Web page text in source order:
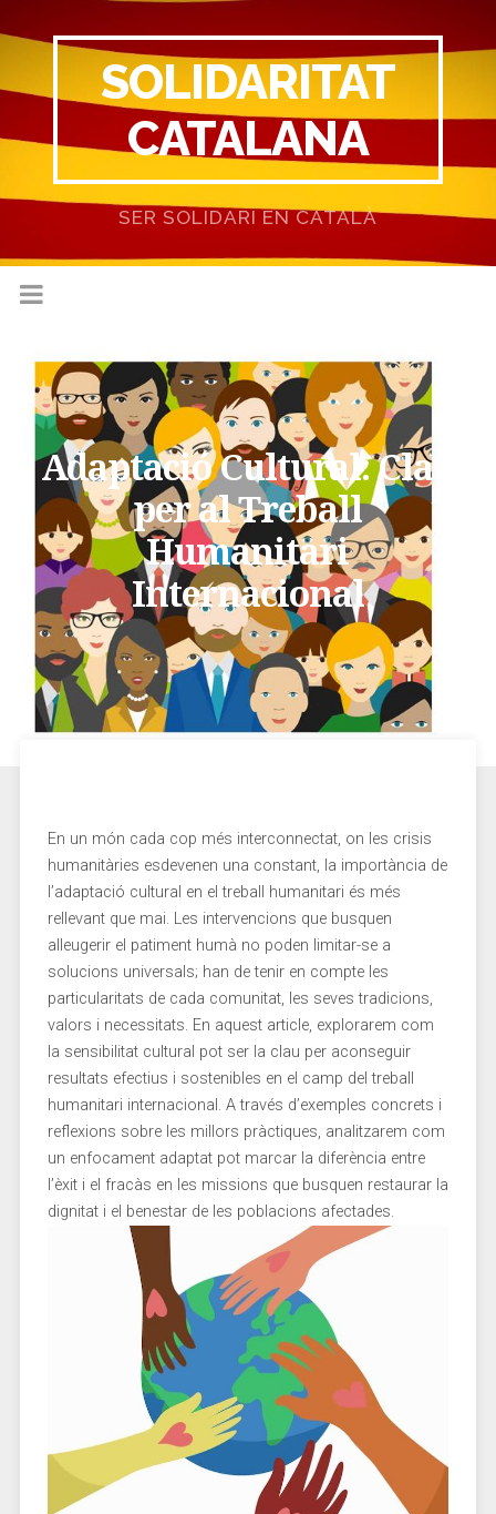
SOLIDARITAT
CATALANA
SER SOLIDARI EN CATALÀ
Adaptació Cultural: Clau
per al Treball
Humanitari
Internacional
En​ un món cada cop més interconnectat,⁣ on⁣ les crisis
humanitàries esdevenen una⁤ constant, la importància de
l’adaptació⁢ cultural en el treball ⁤humanitari és ⁢més
rellevant que⁢ mai. Les intervencions que busquen⁣
alleugerir el patiment humà no poden limitar-se a
solucions universals; han ‌de tenir en compte les
particularitats de ‌cada ⁣comunitat, les seves tradicions,
‌valors i necessitats. En aquest⁢ article, ​explorarem com
la sensibilitat cultural pot ser la clau per aconseguir
‍resultats‍ efectius i sostenibles en el camp del treball
humanitari internacional. A través d’exemples concrets i
reflexions‌ sobre les ​millors pràctiques, ​analitzarem com
un enfocament adaptat pot‌ marcar la diferència entre
l’èxit i el fracàs en⁢ les missions que ​busquen restaurar ‌la
dignitat i el benestar de les ​poblacions afectades.